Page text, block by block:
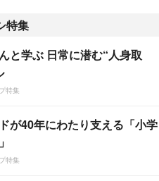
特集
と学ぶ 日常に潜む“人身取
特集
が40年にわたり支える「小学
特集